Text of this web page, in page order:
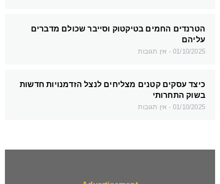
הטרנדים החמים בטיקטוק וסייבר שכולם מדברים
עליהם
01/10/2025 אין תגובות
כיצד עסקים קטנים מצליחים לנצל הזדמנויות חדשות
בשוק התחרותי
01/10/2025 אין תגובות